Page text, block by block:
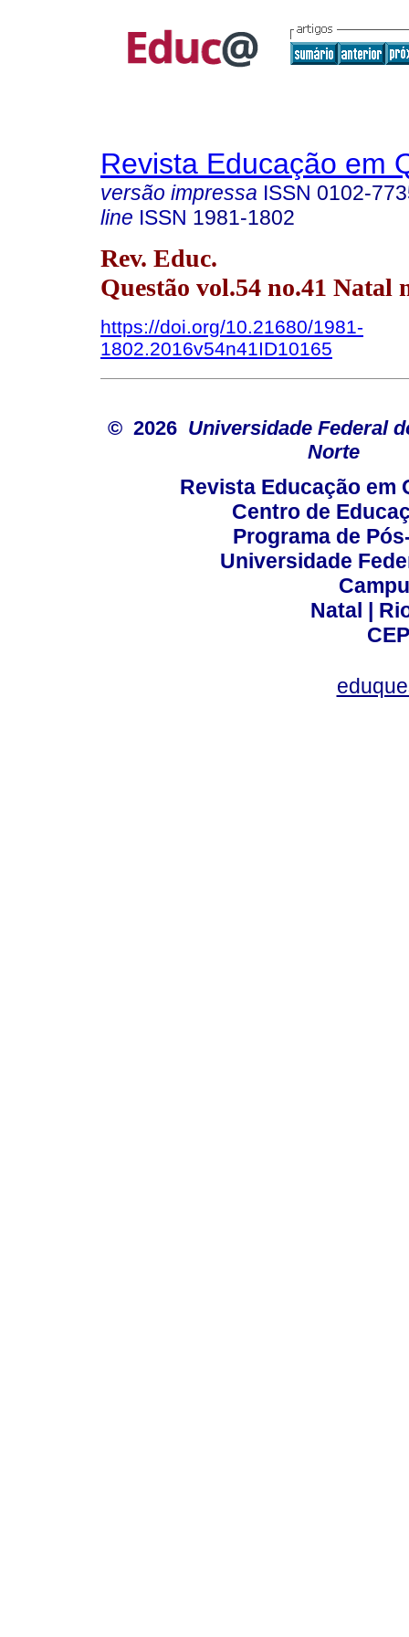
Revista Educação em
versão impressa ISSN 0102-
line ISSN 1981-1802
Rev. Educ.
Questão vol.54 no.41 Natal
https://doi.org/10.21680/1981-
1802.2016v54n41ID10165
© 2026 Universidade Federal
Norte
Revista Educação em
Centro de
Programa de
Universidade
Natal |